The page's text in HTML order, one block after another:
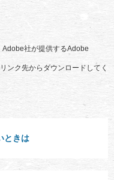
Adobe社が提供するAdobe
ンク先からダウンロードしてく
ときは